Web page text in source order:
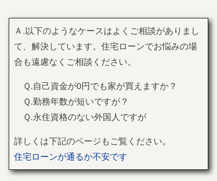
Ａ.以下のようなケースはよくご相談がありまし
て、解決しています。住宅ローンでお悩みの場
合も遠慮なくご相談ください。
Ｑ.自己資金が0円でも家が買えますか？
Ｑ.勤務年数が短いですが？
Ｑ.永住資格のない外国人ですが
詳しくは下記のページもご覧ください。
住宅ローンが通るか不安です